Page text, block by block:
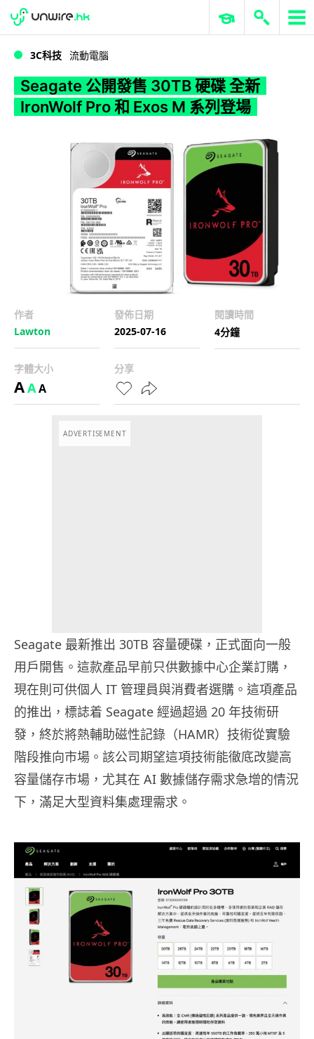
WWDC 2026 ERP 與商業 AI
3C科技 流動電腦
Seagate 公開發售 30TB 硬碟 全新
IronWolf Pro 和 Exos M 系列登場
作者
Lawton
發佈日期
2025-07-16
閱讀時間
4分鐘
字體大小
AAA
分享
ADVERTISEMENT
Seagate 最新推出 30TB 容量硬碟，正式面向一般
用戶開售。這款產品早前只供數據中心企業訂購，
現在則可供個人 IT 管理員與消費者選購。這項產品
的推出，標誌着 Seagate 經過超過 20 年技術研
發，終於將熱輔助磁性記錄（HAMR）技術從實驗
階段推向市場。該公司期望這項技術能徹底改變高
容量儲存市場，尤其在 AI 數據儲存需求急增的情況
下，滿足大型資料集處理需求。